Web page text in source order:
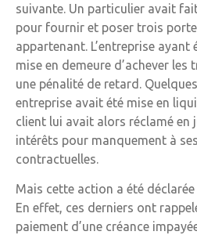
suivante. Un particulier avait
pour fournir et poser trois
appartenant. L’entreprise
mise en demeure d’achever les
une pénalité de retard.
entreprise avait été mise en
client lui avait alors réclamé en
intérêts pour manquement à
contractuelles.
Mais cette action a été
En effet, ces derniers ont
paiement d’une créance